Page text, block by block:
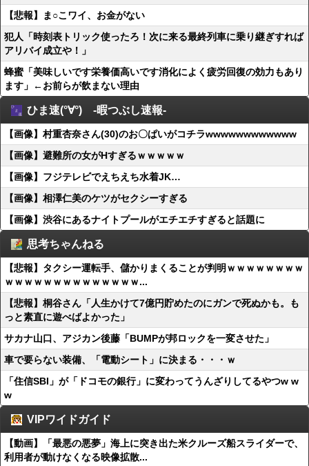
【悲報】ま○こワイ、お金がない
犯人「時刻表トリック使ったろ！次に来る最終列車に乗り継ぎすれば
アリバイ成立や！」
蜂蜜「美味しいです栄養価高いです消化によく疲労回復の効力もあり
ます」←お前らが飲まない理由
ひま速(°∀°) -暇つぶし速報-
【画像】村重杏奈さん(30)のお〇ぱいがコチラwwwwwwwwwwww
【画像】避難所の女がHすぎるｗｗｗｗｗ
【画像】フジテレビでえちえち水着JK…
【画像】相澤仁美のケツがセクシーすぎる
【画像】渋谷にあるナイトプールがエチエチすぎると話題に
思考ちゃんねる
【悲報】タクシー運転手、儲かりまくることが判明ｗｗｗｗｗｗｗｗ
ｗｗｗｗｗｗｗｗｗｗｗｗｗｗ...
【悲報】桐谷さん「人生かけて7億円貯めたのにガンで死ぬかも。も
っと素直に遊べばよかった」
サカナ山口、アジカン後藤「BUMPが邦ロックを一変させた」
車で要らない装備、「電動シート」に決まる・・・ｗ
「住信SBI」が「ドコモの銀行」に変わってうんざりしてるやつw w
w
VIPワイドガイド
【動画】「最悪の悪夢」海上に突き出た米クルーズ船スライダーで、
利用者が動けなくなる映像拡散...